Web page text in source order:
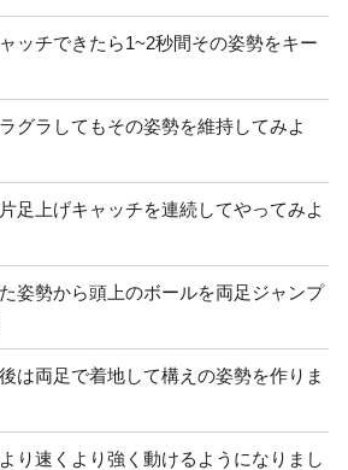
ッチできたら1~2秒間その姿勢をキー
グラしてもその姿勢を維持してみよ
足上げキャッチを連続してやってみよ
た姿勢から頭上のボールを両足ジャンプ
は両足で着地して構えの姿勢を作りま
り速くより強く動けるようになりまし